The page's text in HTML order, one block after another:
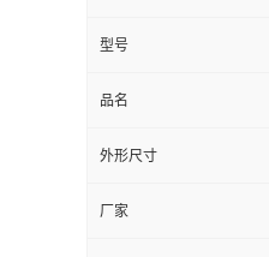
型号
品名
外形尺寸
厂家